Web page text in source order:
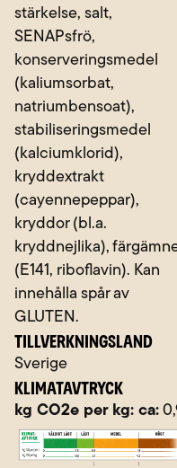
stärkelse, salt,
SENAPsfrö,
konserveringsmedel
(kaliumsorbat,
natriumbensoat),
stabiliseringsmedel
(kalciumklorid),
kryddextrakt
(cayennepeppar),
kryddor (bl.a.
kryddnejlika),
(E141, riboflavin). Kan
innehålla spår av
GLUTEN.
TILLVERKNINGSLAND
Sverige
KLIMATAVTRYCK
kg CO2e per kg: ca: